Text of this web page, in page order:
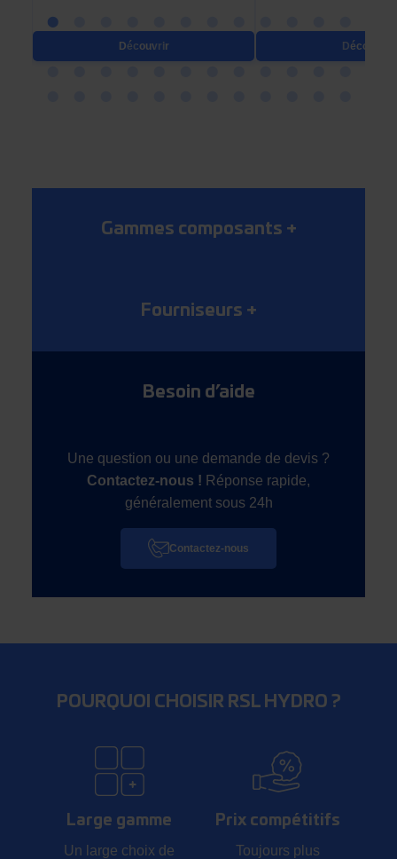
Découvrir Découvrir
Gammes composants +
Fourniseurs +
Besoin d’aide
Une question ou une demande de devis ?
Contactez-nous ! Réponse rapide,
généralement sous 24h
Contactez-nous
POURQUOI CHOISIR RSL HYDRO ?
Large gamme
Un large choix de
Prix compétitifs
Toujours plus